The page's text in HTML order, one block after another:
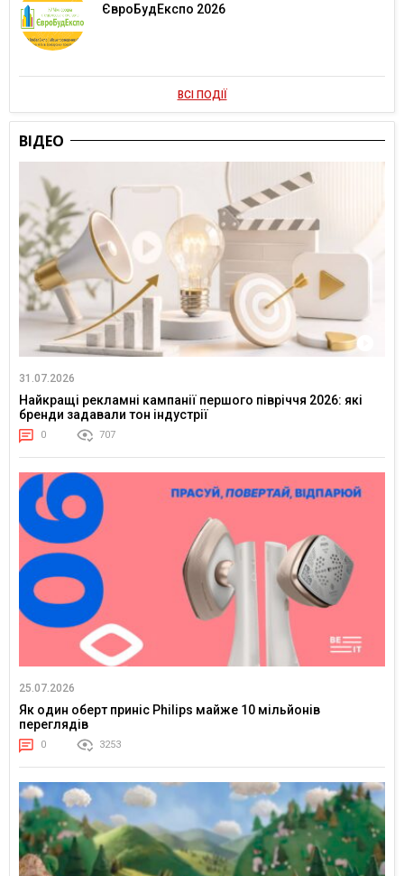
ЄвроБудЕкспо 2026
ВСІ ПОДІЇ
ВІДЕО
31.07.2026
Найкращі рекламні кампанії першого півріччя 2026: які
бренди задавали тон індустрії
0 707
25.07.2026
Як один оберт приніс Philips майже 10 мільйонів
переглядів
0 3253